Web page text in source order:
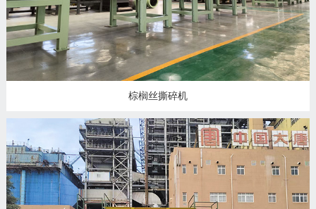
龙
机
械
公
司
豫
ICP
棕榈丝撕碎机